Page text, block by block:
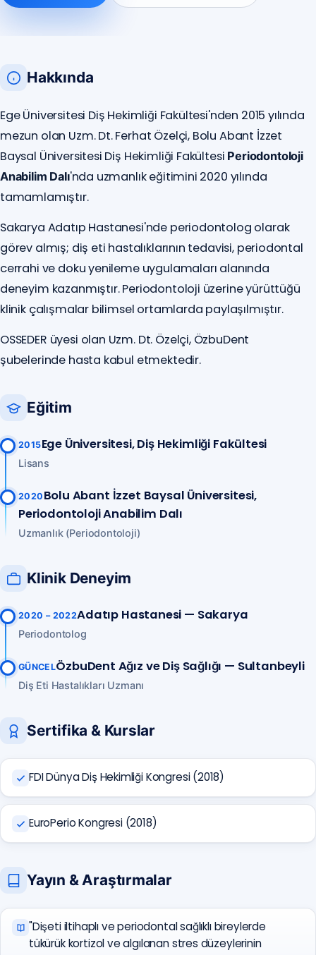
Hakkında
Ege Üniversitesi Diş Hekimliği Fakültesi'nden 2015 yılında
mezun olan Uzm. Dt. Ferhat Özelçi, Bolu Abant İzzet
Baysal Üniversitesi Diş Hekimliği Fakültesi Periodontoloji
Anabilim Dalı'nda uzmanlık eğitimini 2020 yılında
tamamlamıştır.
Sakarya Adatıp Hastanesi'nde periodontolog olarak
görev almış; diş eti hastalıklarının tedavisi, periodontal
cerrahi ve doku yenileme uygulamaları alanında
deneyim kazanmıştır. Periodontoloji üzerine yürüttüğü
klinik çalışmalar bilimsel ortamlarda paylaşılmıştır.
OSSEDER üyesi olan Uzm. Dt. Özelçi, ÖzbuDent
şubelerinde hasta kabul etmektedir.
Eğitim
2015Ege Üniversitesi, Diş Hekimliği Fakültesi
Lisans
2020 Bolu Abant İzzet Baysal Üniversitesi,
Periodontoloji Anabilim Dalı
Uzmanlık (Periodontoloji)
Klinik Deneyim
2020 – 2022Adatıp Hastanesi — Sakarya
Periodontolog
GÜNCELÖzbuDent Ağız ve Diş Sağlığı — Sultanbeyli
Diş Eti Hastalıkları Uzmanı
Sertifika & Kurslar
FDI Dünya Diş Hekimliği Kongresi (2018)
EuroPerio Kongresi (2018)
Yayın & Araştırmalar
"Dişeti iltihaplı ve periodontal sağlıklı bireylerde
tükürük kortizol ve algılanan stres düzeylerinin